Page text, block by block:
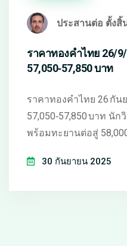
ประสานต่อ ตั้งสิ้
ราคาทองคำไทย 26/
57,050‑57,850 บาท
ราคาทองคำไทย 26 กัน
57,050‑57,850 บาท นั
พร้อมทะยานต่อสู่
30 กันยายน 2025